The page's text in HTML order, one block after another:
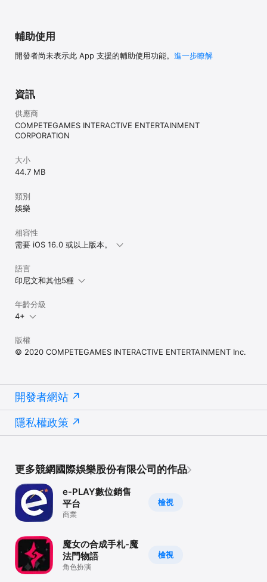
輔助使用
開發者尚未表示此 App 支援的輔助使用功能。 進一步瞭解
資訊
供應商
COMPETEGAMES INTERACTIVE ENTERTAINMENT
CORPORATION
大小
44.7 MB
類別
娛樂
相容性
需要 iOS 16.0 或以上版本。
語言
印尼文和其他5種
年齡分級
4+
版權
© 2020 COMPETEGAMES INTERACTIVE ENTERTAINMENT Inc.
開發者網站
隱私權政策
更多競網國際娛樂股份有限公司的作品
檢視
e-PLAY數位銷售
平台
商業
檢視
魔女の合成手札-魔
法門物語
角色扮演